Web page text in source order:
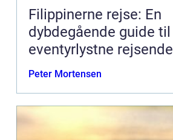
Filippinerne rejse: En
dybdegående guide til
eventyrlystne rejsende
Peter Mortensen